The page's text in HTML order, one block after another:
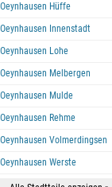
Hüffe
Innenstadt
Lohe
Melbergen
Mulde
Rehme
Volmerdingsen
Werste